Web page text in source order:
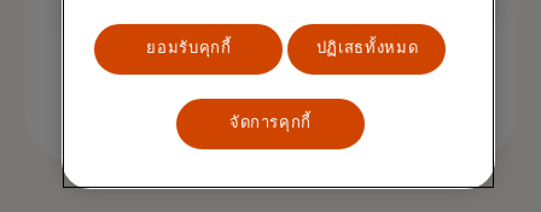
ยอมรับคุกกี้ ปฏิเสธทั้งหมด
จัดการคุกกี้